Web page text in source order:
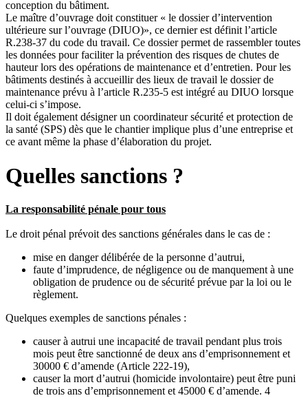
conception du bâtiment.
Le maître d’ouvrage doit constituer « le dossier d’intervention
ultérieure sur l’ouvrage (DIUO)», ce dernier est définit l’article
R.238-37 du code du travail. Ce dossier permet de rassembler toutes
les données pour faciliter la prévention des risques de chutes de
hauteur lors des opérations de maintenance et d’entretien. Pour les
bâtiments destinés à accueillir des lieux de travail le dossier de
maintenance prévu à l’article R.235-5 est intégré au DIUO lorsque
celui-ci s’impose.
Il doit également désigner un coordinateur sécurité et protection de
la santé (SPS) dès que le chantier implique plus d’une entreprise et
ce avant même la phase d’élaboration du projet.
Quelles sanctions ?
La responsabilité pénale pour tous
Le droit pénal prévoit des sanctions générales dans le cas de :
mise en danger délibérée de la personne d’autrui,
faute d’imprudence, de négligence ou de manquement à une
obligation de prudence ou de sécurité prévue par la loi ou le
règlement.
Quelques exemples de sanctions pénales :
causer à autrui une incapacité de travail pendant plus trois
mois peut être sanctionné de deux ans d’emprisonnement et
30000 € d’amende (Article 222-19),
causer la mort d’autrui (homicide involontaire) peut être puni
de trois ans d’emprisonnement et 45000 € d’amende. 4